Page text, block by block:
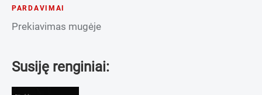
PARDAVIMAI
Prekiavimas mugėje
Susiję renginiai: